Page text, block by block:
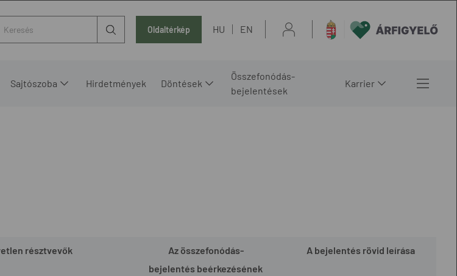
Oldaltérkép HU EN
Sajtószoba Hirdetmények Döntések
Összefonódás-
bejelentések
Karrier
résztvevők
Az összefonódás-
bejelentés beérkezésének
A bejelentés rövid leírása